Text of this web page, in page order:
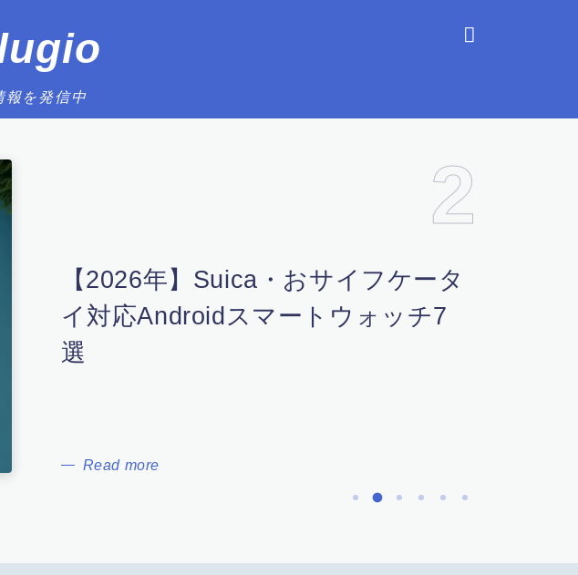
報を発信中
3
【レビュー】Galaxy Watch6
classicでできることは？スペッ
ク・機能解説！